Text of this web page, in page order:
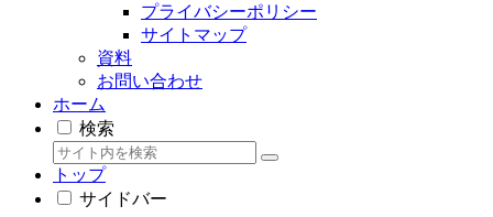
プライバシーポリシー
サイトマップ
資料
お問い合わせ
ホーム
検索
トップ
サイドバー